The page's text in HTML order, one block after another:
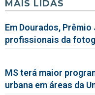
MAIS LIDAS
Em Dourados,
profissionais da
MS terá maior
urbana em áreas da